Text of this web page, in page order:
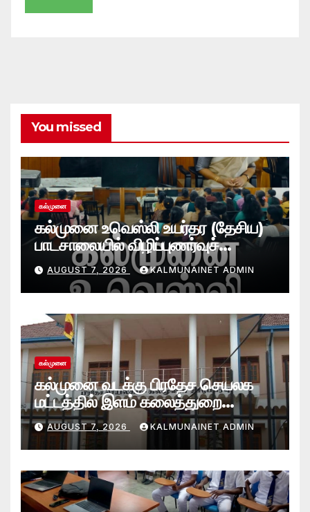
You missed
கல்முனை
கல்முனை உவெஸ்லி உயர்தர (தேசிய)
பாடசாலையில் விழிப்புணர்வுச்
செயலமர்வு
AUGUST 7, 2026 KALMUNAINET ADMIN
கல்முனை
கல்முனை வடக்கு பிரதேச செயலக
மட்டத்தில் இளம் கலைத்துறை
சாதனையாளர்களை உருவாக்கும்
தேசியஇளைஞர்விருது_விழா 2026
AUGUST 7, 2026 KALMUNAINET ADMIN